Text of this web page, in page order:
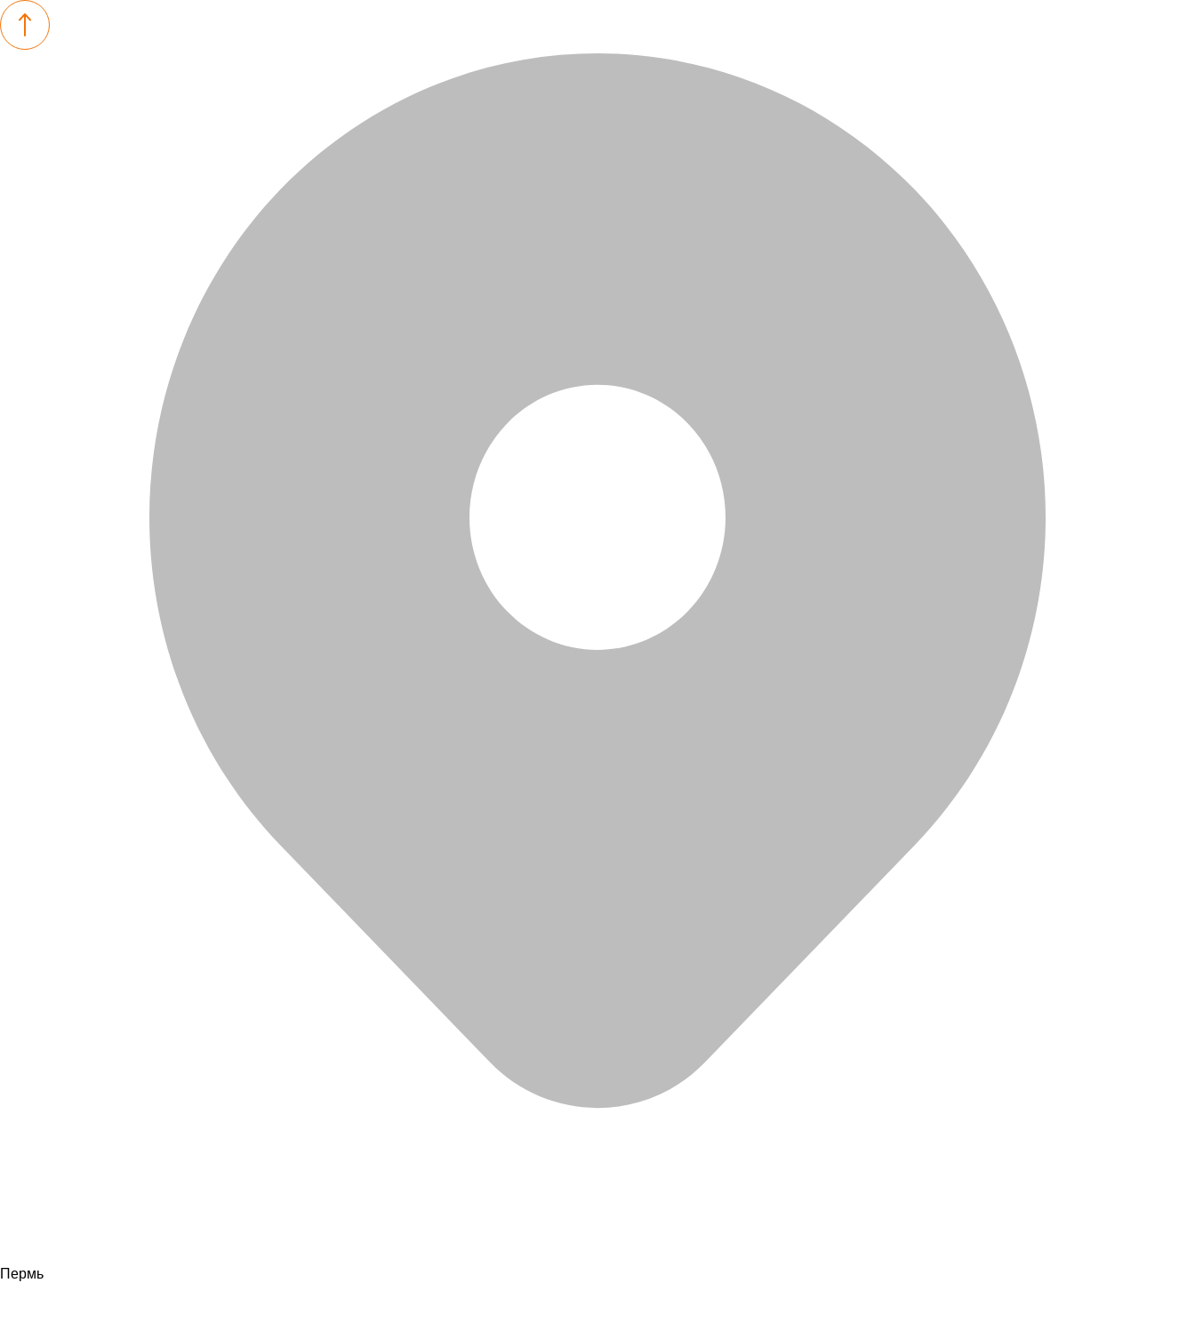
Пермь